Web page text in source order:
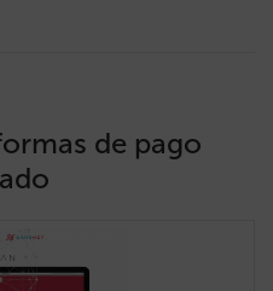
de pago